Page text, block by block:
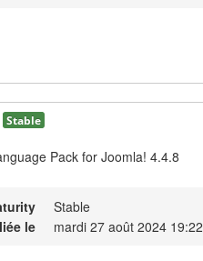
Stable
Pack for Joomla! 4.4.8
Stable
le
mardi 27 août 2024 19:22